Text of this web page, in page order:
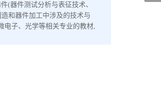
(器件测试分析与表征技术、
和器件加工中涉及的技术与
子、光学等相关专业的教材,